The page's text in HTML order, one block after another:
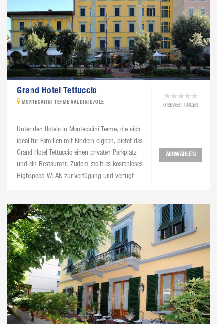
Grand Hotel Tettuccio
MONTECATINI TERME VALDINIEVOLE 0 BEWERTUNGEN
Unter den Hotels in Montecatini Terme, die sich
ideal für Familien mit Kindern eignen, bietet das
Grand Hotel Tettuccio einen privaten Parkplatz
und ein Restaurant. Zudem stellt es kostenloses
Highspeed-WLAN zur Verfügung und verfügt
AUSWÄHLEN